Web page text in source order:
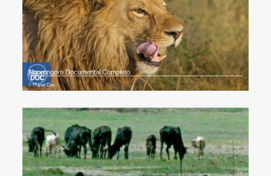
Ngorongoro Documental Completo
Planet Doc